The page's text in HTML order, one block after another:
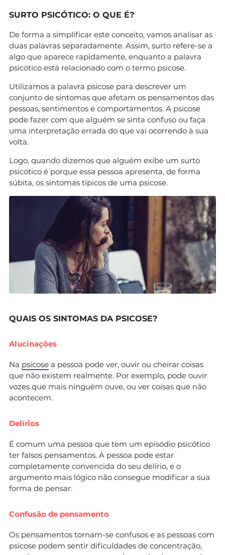
SURTO PSICÓTICO: O QUE É?
De forma a simplificar este conceito, vamos analisar as
duas palavras separadamente. Assim, surto refere-se a
algo que aparece rapidamente, enquanto a palavra
psicótico está relacionado com o termo psicose.
Utilizamos a palavra psicose para descrever um
conjunto de sintomas que afetam os pensamentos das
pessoas, sentimentos e comportamentos. A psicose
pode fazer com que alguém se sinta confuso ou faça
uma interpretação errada do que vai ocorrendo à sua
volta.
Logo, quando dizemos que alguém exibe um surto
psicótico é porque essa pessoa apresenta, de forma
súbita, os sintomas típicos de uma psicose.
QUAIS OS SINTOMAS DA PSICOSE?
Alucinações
Na psicose a pessoa pode ver, ouvir ou cheirar coisas
que não existem realmente. Por exemplo, pode ouvir
vozes que mais ninguém ouve, ou ver coisas que não
acontecem.
Delírios
É comum uma pessoa que tem um episódio psicótico
ter falsos pensamentos. A pessoa pode estar
completamente convencida do seu delírio, e o
argumento mais lógico não consegue modificar a sua
forma de pensar.
Confusão de pensamento
Os pensamentos tornam-se confusos e as pessoas com
psicose podem sentir dificuldades de concentração,